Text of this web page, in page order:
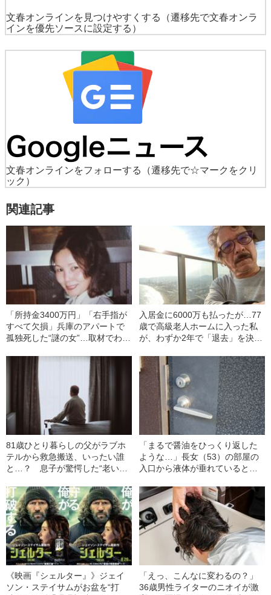
文春オンラインを見つけやすくする
（遷移先で文春オンラ
インを優先ソースに設定する）
文春オンラインをフォローする
（遷移先で☆マークをクリ
ック）
関連記事
「所持金3400万円」「右手指が
すべて欠損」兵庫のアパートで
孤独死した“謎の女”…取材でわか
入居金に6000万も払ったが…77
歳で高級老人ホームに入った私
が、わずか2年で「退去」を決意
81歳ひとり暮らしの父がラブホ
テルから救急搬送、いったい誰
と…？ 息子が驚愕した“老いた
「まるで醤油をひっくり返した
ような…」長女（53）の部屋の
入口から液体が垂れていると連
にした“想像を絶する光景”
《映画『シェルター』》ジェイ
ソン・ステイサムがお盆を“打
「えっ、こんなに変わるの？」
36歳男性ライターのニオイが激